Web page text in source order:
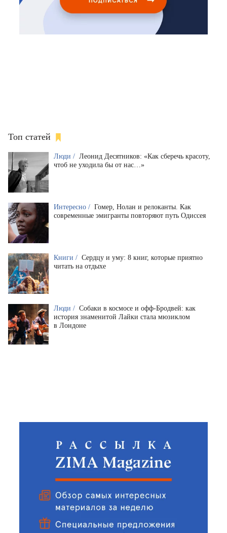
Топ статей
Люди / Леонид Десятников: «Как сберечь красоту,
чтоб не уходила бы от нас…»
Интересно / Гомер, Нолан и релоканты. Как
современные эмигранты повторяют путь Одиссея
Книги / Сердцу и уму: 8 книг, которые приятно
читать на отдыхе
Люди / Собаки в космосе и офф-Бродвей: как
история знаменитой Лайки стала мюзиклом
в Лондоне